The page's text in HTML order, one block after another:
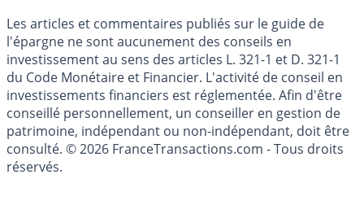
Cookies
Les articles et commentaires publiés sur le guide de
l'épargne ne sont aucunement des conseils en
investissement au sens des articles L. 321-1 et D. 321-1
du Code Monétaire et Financier. L'activité de conseil en
investissements financiers est réglementée. Afin d'être
conseillé personnellement, un conseiller en gestion de
patrimoine, indépendant ou non-indépendant, doit être